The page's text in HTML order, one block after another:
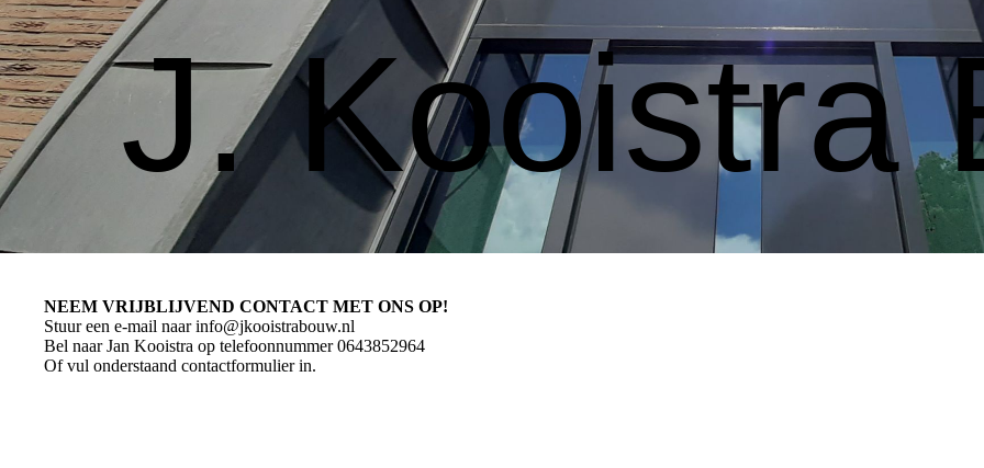
J. Kooistra
NEEM VRIJBLIJVEND CONTACT MET ONS OP!
Stuur een e-mail naar info@jkooistrabouw.nl
Bel naar Jan Kooistra op telefoonnummer 0643852964
Of vul onderstaand contactformulier in.